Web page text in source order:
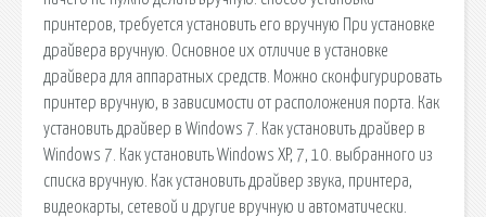
принтеров, требуется установить его вручную При установке
драйвера вручную. Основное их отличие в установке
драйвера для аппаратных средств. Можно сконфигурировать
принтер вручную, в зависимости от расположения порта. Как
установить драйвер в Windows 7. Как установить драйвер в
Windows 7. Как установить Windows XP, 7, 10. выбранного из
списка вручную. Как установить драйвер звука, принтера,
видеокарты, сетевой и другие вручную и автоматически.